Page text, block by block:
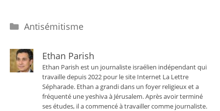
Catégories
Antisémitisme
Ethan Parish
Ethan Parish est un journaliste israélien indépendant qui
travaille depuis 2022 pour le site Internet La Lettre
Sépharade. Ethan a grandi dans un foyer religieux et a
fréquenté une yeshiva à Jérusalem. Après avoir terminé
ses études, il a commencé à travailler comme journaliste.